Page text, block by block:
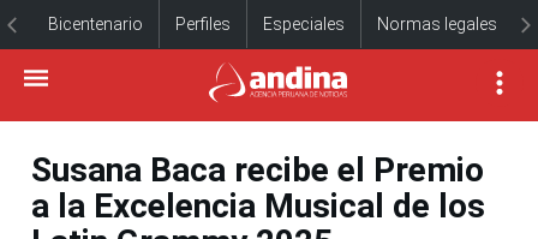
Bicentenario Perfiles Especiales Normas legales
Susana Baca recibe el Premio
a la Excelencia Musical de los